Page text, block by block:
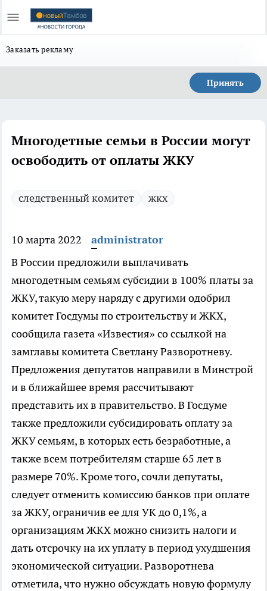
Заказать рекламу
Принять
Многодетные семьи в России могут
освободить от оплаты ЖКУ
следственный комитет жкх
10 марта 2022
administrator
В России предложили выплачивать
многодетным семьям субсидии в 100% платы за
ЖКУ, такую меру наряду с другими одобрил
комитет Госдумы по строительству и ЖКХ,
сообщила газета «Известия» со ссылкой на
замглавы комитета Светлану Разворотневу.
Предложения депутатов направили в Минстрой
и в ближайшее время рассчитывают
представить их в правительство. В Госдуме
также предложили субсидировать оплату за
ЖКУ семьям, в которых есть безработные, а
также всем потребителям старше 65 лет в
размере 70%. Кроме того, сочли депутаты,
следует отменить комиссию банков при оплате
за ЖКУ, ограничив ее для УК до 0,1%, а
организациям ЖКХ можно снизить налоги и
дать отсрочку на их уплату в период ухудшения
экономической ситуации. Разворотнева
отметила, что нужно обсуждать новую формулу